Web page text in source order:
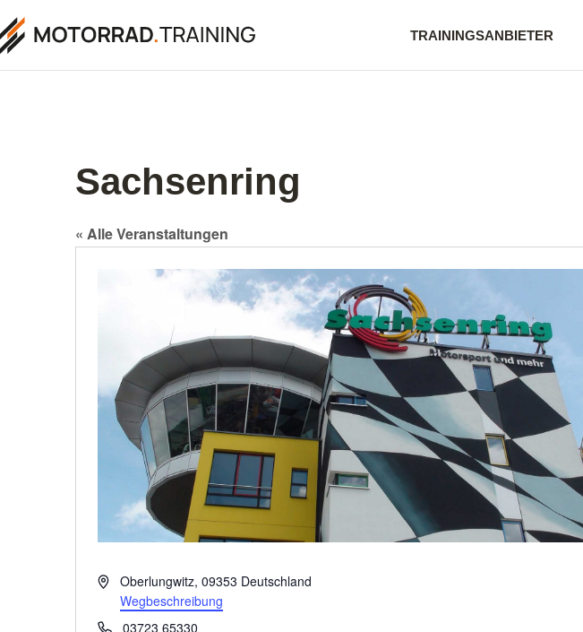
TRAININGSANBIETER
Sachsenring
« Alle Veranstaltungen
AdresseOberlungwitz, 09353 Deutschland
Wegbeschreibung
Telefon03723 65330